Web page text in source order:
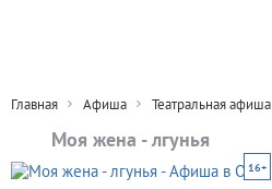
Главная Афиша Театральная афиша
Моя жена - лгунья
16+